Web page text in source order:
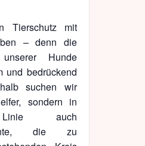
Tierschutz mit
– denn die
Hunde
und bedrückend
suchen wir
sondern in
auch
die zu